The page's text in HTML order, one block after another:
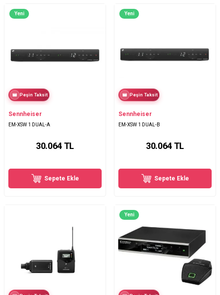
Yeni
Peşin Taksit
Sennheiser
EM-XSW 1 DUAL-A
30.064TL
Sepete Ekle
Yeni
Peşin Taksit
Sennheiser
EM-XSW 1 DUAL-B
30.064TL
Sepete Ekle
Yeni